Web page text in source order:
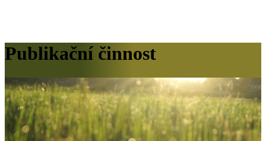
Publikační činnost